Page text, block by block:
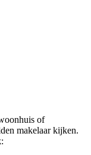
of
makelaar kijken.